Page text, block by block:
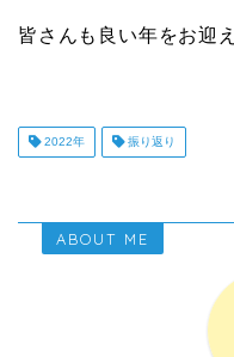
皆さんも良い年をお迎
2022年 振り返り
ABOUT ME